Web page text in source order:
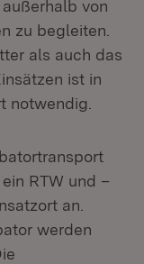
von
zu begleiten.
als auch das
ist in
notwendig.
RTW und –
an.
werden